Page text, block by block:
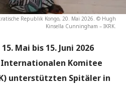
Republik Kongo, 20. Mai 2026. © Hugh
Kinsella Cunningham – IKRK.
Mai bis 15. Juni 2026
Komitee
unterstützten Spitäler in